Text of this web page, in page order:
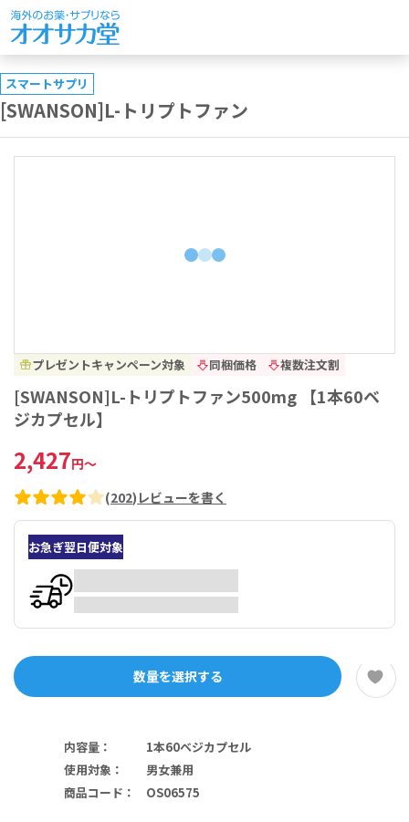
スマートサプリ
[SWANSON]L-トリプトファン
プレゼントキャンペーン対象 同梱価格 複数注文割
[SWANSON]L-トリプトファン500mg 【1本60ベ
ジカプセル】
2,427円～
(202) レビューを書く
お急ぎ翌日便対象
数量を選択する
内容量 ：
1本60ベジカプセル
使用対象 ：
男女兼用
商品コード ： OS06575